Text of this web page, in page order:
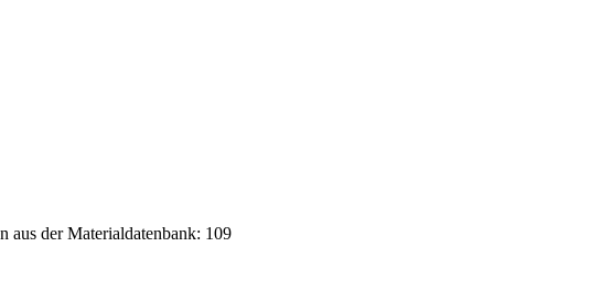
aus der Materialdatenbank: 109